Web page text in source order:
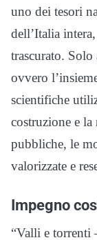
uno dei tesori
dell’Italia
trascurato.
ovvero
scientifiche
costruzione e
pubbliche, le
valorizzate e
Impegno
“Valli e torrenti